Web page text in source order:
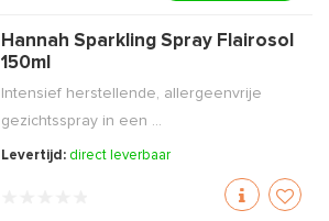
Hannah Sparkling Spray Flairosol
150ml
Intensief herstellende, allergeenvrije
gezichtsspray in een ...
Levertijd: direct leverbaar